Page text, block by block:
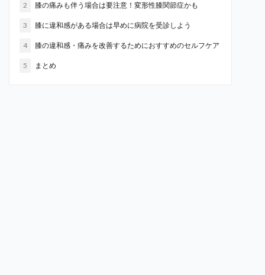
2 膝の痛みも伴う場合は要注意！変形性膝関節症かも
3 膝に違和感がある場合は早めに病院を受診しよう
4 膝の違和感・痛みを改善するためにおすすめのセルフケア
5 まとめ